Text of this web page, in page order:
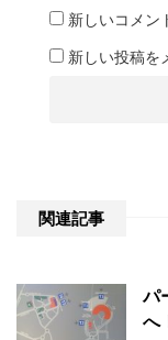
新しいコメン
新しい投稿を
関連記事
パ
へ